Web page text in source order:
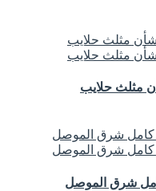
مثلث حلايب
شرق الموصل